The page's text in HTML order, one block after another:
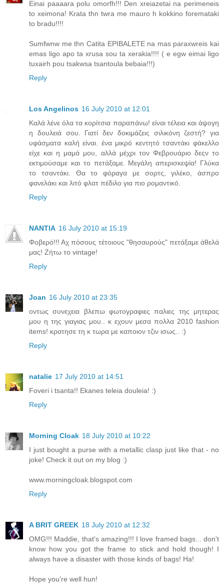
Einai paaaara polu omorfh!!! Den xreiazetai na perimeneis
to xeimona! Krata thn twra me mauro h kokkino foremataki
to bradu!!!!
Sumfwnw me thn Catita EPIBALETE na mas paraxwreis kai
emas ligo apo ta xrusa sou ta xerakia!!!! ( e egw eimai ligo
tuxairh pou tsakwsa tsantoula bebaia!!!)
Reply
Los Angelinos 16 July 2010 at 12:01
Καλά λένε όλα τα κορίτσια παραπάνω! είναι τέλεια και άψογη
η δουλειά σου. Γιατί δεν δοκιμάζεις σιλικόνη ζεστή? για
υφάσματα καλή είναι. ένα μικρό κεντητό τσαντάκι φάκελλο
είχε και η μαμά μου, αλλά μέχρι τον Φεβρουάριο δεςν το
εκτιμούσαμε και το πετάξαμε. Μεγάλη απερισκεψία! Γλύκα
το τσαντάκι. Θα το φόραγα με σορτς, γιλέκο, άσπρο
φανελάκι και λιτό φλατ πέδιλο για πιο ρομαντικό.
Reply
NANTIA 16 July 2010 at 15:19
Φοβερό!!! Αχ πόσους τέτοιους "θησαυρούς" πετάξαμε άθελά
μας! Ζήτω το vintage!
Reply
Joan 16 July 2010 at 23:35
οντως συνεχεια βλεπω φωτογραφιες παλιες της μητερας
μου η της γιαγιας μου.. κ εχουν μεσα πολλα 2010 fashion
items! κρατησε τη κ τωρα με καποιον τζιν ισως.. :)
Reply
natalie 17 July 2010 at 14:51
Foveri i tsanta!! Ekanes teleia douleia! :)
Reply
Morning Cloak 18 July 2010 at 10:22
I just bought a purse with a metallic clasp just like that - no
joke! Check it out on my blog :)
www.morningcloak.blogspot.com
Reply
A BRIT GREEK 18 July 2010 at 12:32
OMG!!! Maddie, that's amazing!!! I love framed bags... don't
know how you got the frame to stick and hold though! I
always have a disaster with those kinds of bags! Ha!
Hope you're well hun!